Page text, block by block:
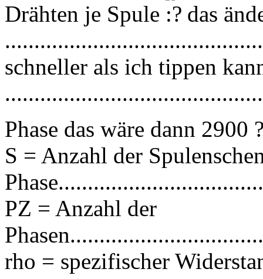
Drähten je Spule
das
schneller als ich tippen
Phase das wäre dann 2900
S = Anzahl der
PZ = Anzahl der
rho = spezifischer